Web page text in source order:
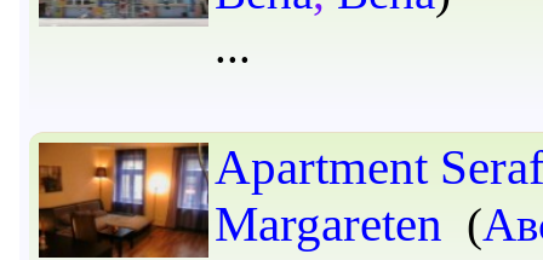
Apartment
Margareten (